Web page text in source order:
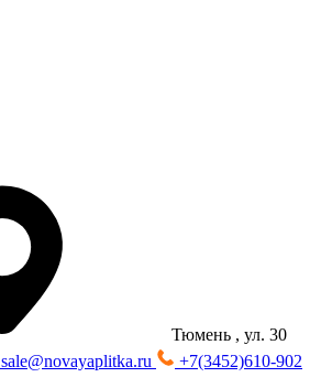
Тюмень , ул. 30
sale@novayaplitka.ru
+7(3452)610-902